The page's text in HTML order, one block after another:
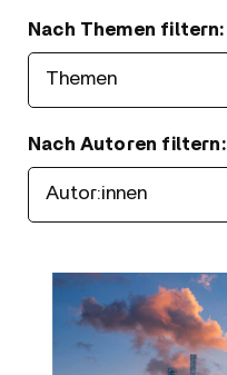
Nach Themen filtern:
Nach Autoren filtern: